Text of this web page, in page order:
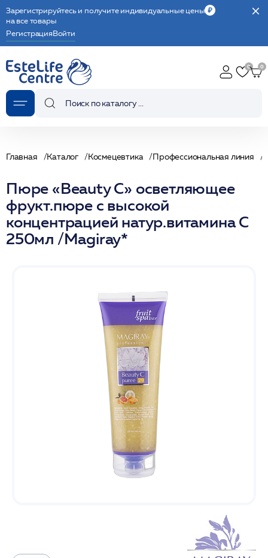
Зарегистрируйтесь и получите индивидуальные цены
на все товары
РегистрацияВойти
Главная Каталог Космецевтика Профессиональная линия
Пюре «Beauty С» осветляющее
фрукт.пюре с высокой
концентрацией натур.витамина С
250мл /Magiray*